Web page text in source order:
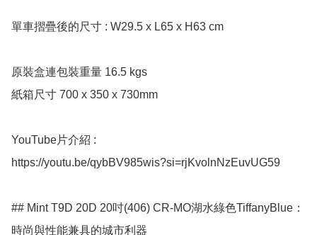
單車摺疊後的尺寸 : W29.5 x L65 x H63 cm
原裝盒連包裝重量 16.5 kgs
紙箱尺寸 700 x 350 x 730mm
YouTube片介紹 :
https://youtu.be/qybBV985wis?si=rjKvolnNzEuvUG59
## Mint T9D 20D 20吋(406) CR-MO湖水綠色TiffanyBlue：
時尚與性能兼具的城市利器